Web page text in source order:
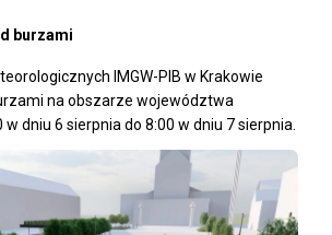
burzami
IMGW-PIB w Krakowie
na obszarze województwa
dniu 6 sierpnia do 8:00 w dniu 7 sierpnia.